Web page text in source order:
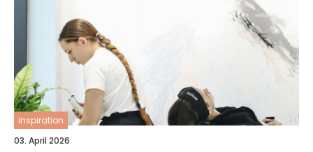
inspiration
03. April 2026